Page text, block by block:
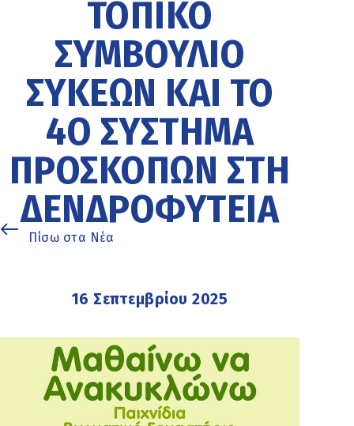
ΤΟΠΙΚΌ
ΣΥΜΒΟΎΛΙΟ
ΣΥΚΕΏΝ ΚΑΙ ΤΟ
4Ο ΣΎΣΤΗΜΑ
ΠΡΟΣΚΌΠΩΝ ΣΤΗ
ΔΕΝΔΡΟΦΥΤΕΊΑ
Πίσω στα Νέα
16 Σεπτεμβρίου 2025